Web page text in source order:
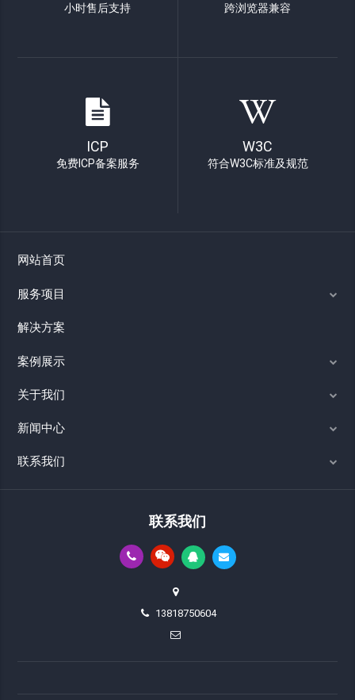
小时售后支持 跨浏览器兼容
ICP
免费ICP备案服务
W3C
符合W3C标准及规范
网站首页
服务项目
解决方案
案例展示
关于我们
新闻中心
联系我们
联系我们
13818750604